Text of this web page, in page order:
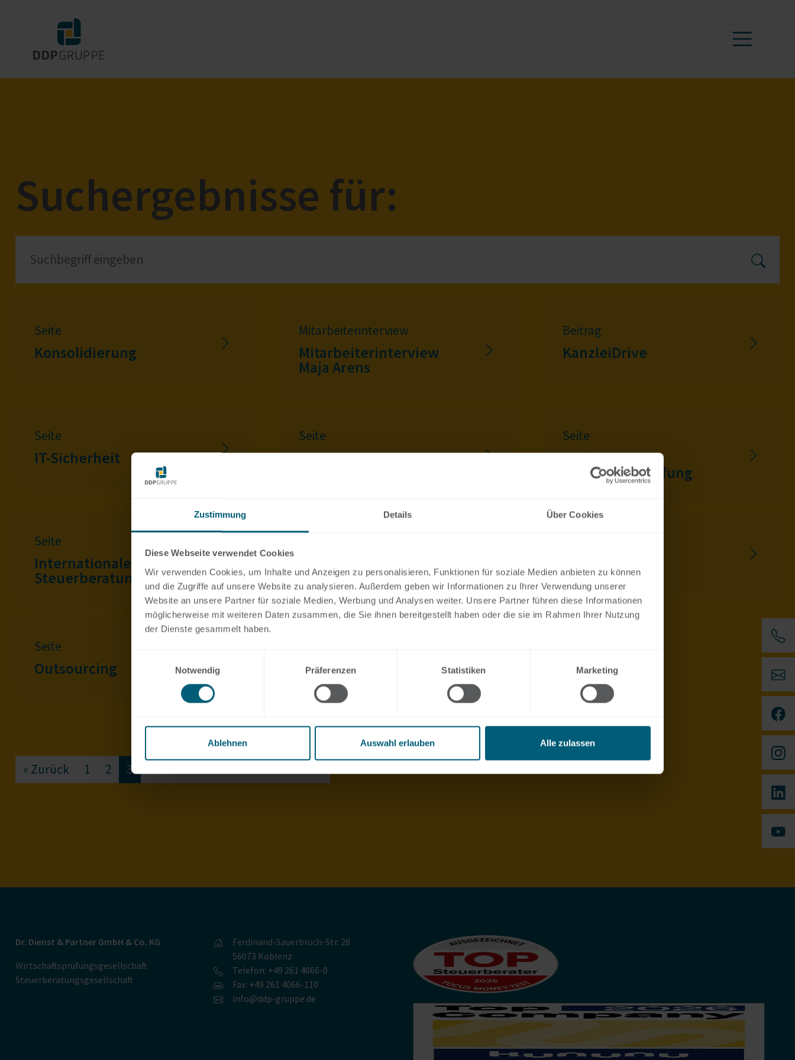
Zustimmung Details Über Cookies
Diese Webseite verwendet Cookies
Wir verwenden Cookies, um Inhalte und Anzeigen zu personalisieren, Funktionen für soziale Medien anbieten zu können
und die Zugriffe auf unsere Website zu analysieren. Außerdem geben wir Informationen zu Ihrer Verwendung unserer
Website an unsere Partner für soziale Medien, Werbung und Analysen weiter. Unsere Partner führen diese Informationen
möglicherweise mit weiteren Daten zusammen, die Sie ihnen bereitgestellt haben oder die sie im Rahmen Ihrer Nutzung
der Dienste gesammelt haben.
Notwendig
Präferenzen Statistiken Marketing
Ablehnen Auswahl erlauben Alle zulassen
Suchergebnisse für:
Seite
Konsolidierung
Mitarbeiterinterview
Mitarbeiterinterview
Maja Arens
Beitrag
KanzleiDrive
Seite
IT-Sicherheit
Seite
Finanzbuchhaltung
Seite
Audit /
Wirtschaftsprüfung
Seite
Internationale
Steuerberatung
Seite
Outsourcing
« Zurück 1 2 3
Dr. Dienst & Partner GmbH & Co. KG
Wirtschaftsprüfungsgesellschaft
Steuerberatungsgesellschaft
Ferdinand-Sauerbruch-Str. 28
56073 Koblenz
Telefon: +49 261 4066-0
Fax: +49 261 4066-110
info@ddp-gruppe.de